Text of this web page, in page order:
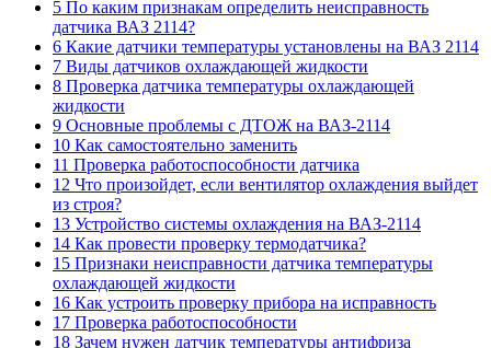
5 По каким признакам определить неисправность
датчика ВАЗ 2114?
6 Какие датчики температуры установлены на ВАЗ 2114
7 Виды датчиков охлаждающей жидкости
8 Проверка датчика температуры охлаждающей
жидкости
9 Основные проблемы с ДТОЖ на ВАЗ-2114
10 Как самостоятельно заменить
11 Проверка работоспособности датчика
12 Что произойдет, если вентилятор охлаждения выйдет
из строя?
13 Устройство системы охлаждения на ВАЗ-2114
14 Как провести проверку термодатчика?
15 Признаки неисправности датчика температуры
охлаждающей жидкости
16 Как устроить проверку прибора на исправность
17 Проверка работоспособности
18 Зачем нужен датчик температуры антифриза